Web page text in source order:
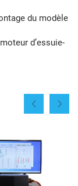
du modèle
d’essuie-